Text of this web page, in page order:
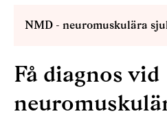
NMD - neuromuskulära
Få diagnos vid